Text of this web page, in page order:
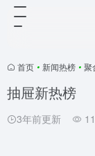
首页 • 新闻热榜 • 聚
抽屉新热榜
3年前更新